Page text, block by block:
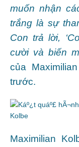
muốn nhận
trắng là sự
Con trả lời,
cười và biến
của
trước.
Maximilian